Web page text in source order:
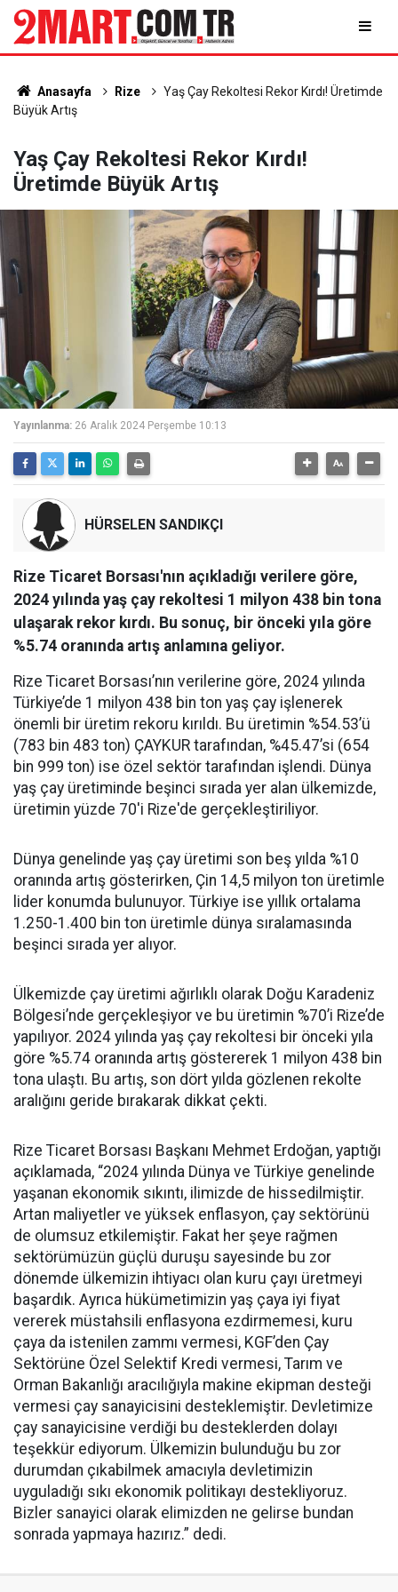
Anasayfa Rize
Yaş Çay Rekoltesi Rekor Kırdı! Üretimde
Büyük Artış
Yaş Çay Rekoltesi Rekor Kırdı!
Üretimde Büyük Artış
Yayınlanma: 26 Aralık 2024 Perşembe 10:13
HÜRSELEN SANDIKÇI
Rize Ticaret Borsası'nın açıkladığı verilere göre,
2024 yılında yaş çay rekoltesi 1 milyon 438 bin tona
ulaşarak rekor kırdı. Bu sonuç, bir önceki yıla göre
%5.74 oranında artış anlamına geliyor.
Rize Ticaret Borsası’nın verilerine göre, 2024 yılında
Türkiye’de 1 milyon 438 bin ton yaş çay işlenerek
önemli bir üretim rekoru kırıldı. Bu üretimin %54.53’ü
(783 bin 483 ton) ÇAYKUR tarafından, %45.47’si (654
bin 999 ton) ise özel sektör tarafından işlendi. Dünya
yaş çay üretiminde beşinci sırada yer alan ülkemizde,
üretimin yüzde 70'i Rize'de gerçekleştiriliyor.
Dünya genelinde yaş çay üretimi son beş yılda %10
oranında artış gösterirken, Çin 14,5 milyon ton üretimle
lider konumda bulunuyor. Türkiye ise yıllık ortalama
1.250-1.400 bin ton üretimle dünya sıralamasında
beşinci sırada yer alıyor.
Ülkemizde çay üretimi ağırlıklı olarak Doğu Karadeniz
Bölgesi’nde gerçekleşiyor ve bu üretimin %70’i Rize’de
yapılıyor. 2024 yılında yaş çay rekoltesi bir önceki yıla
göre %5.74 oranında artış göstererek 1 milyon 438 bin
tona ulaştı. Bu artış, son dört yılda gözlenen rekolte
aralığını geride bırakarak dikkat çekti.
Rize Ticaret Borsası Başkanı Mehmet Erdoğan, yaptığı
açıklamada, “2024 yılında Dünya ve Türkiye genelinde
yaşanan ekonomik sıkıntı, ilimizde de hissedilmiştir.
Artan maliyetler ve yüksek enflasyon, çay sektörünü
de olumsuz etkilemiştir. Fakat her şeye rağmen
sektörümüzün güçlü duruşu sayesinde bu zor
dönemde ülkemizin ihtiyacı olan kuru çayı üretmeyi
başardık. Ayrıca hükümetimizin yaş çaya iyi fiyat
vererek müstahsili enflasyona ezdirmemesi, kuru
çaya da istenilen zammı vermesi, KGF’den Çay
Sektörüne Özel Selektif Kredi vermesi, Tarım ve
Orman Bakanlığı aracılığıyla makine ekipman desteği
vermesi çay sanayicisini desteklemiştir. Devletimize
çay sanayicisine verdiği bu desteklerden dolayı
teşekkür ediyorum. Ülkemizin bulunduğu bu zor
durumdan çıkabilmek amacıyla devletimizin
uyguladığı sıkı ekonomik politikayı destekliyoruz.
Bizler sanayici olarak elimizden ne gelirse bundan
sonrada yapmaya hazırız.” dedi.